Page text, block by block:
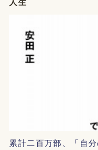
累計二百万部、「自